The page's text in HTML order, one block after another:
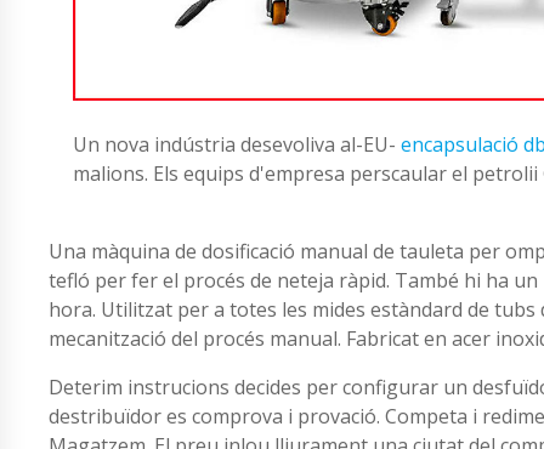
Un nova indústria desevoliva al-EU- encapsulació
malions. Els equips d'empresa perscaular el petrolii
Una màquina de dosificació manual de tauleta per
tefló per fer el procés de neteja ràpid. També hi ha
hora. Utilitzat per a totes les mides estàndard de
mecanització del procés manual. Fabricat en acer
Deterim instrucions decides per configurar un
destribuïdor es comprova i provació. Competa i